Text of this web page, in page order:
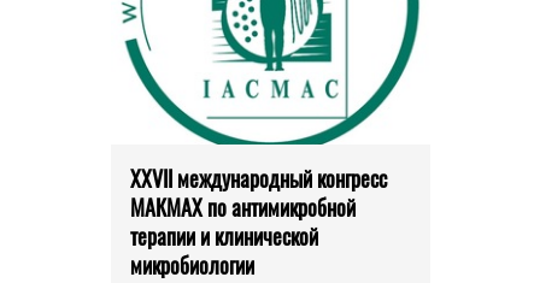
XXVII международный конгресс
МАКМАХ по антимикробной
терапии и клинической
микробиологии